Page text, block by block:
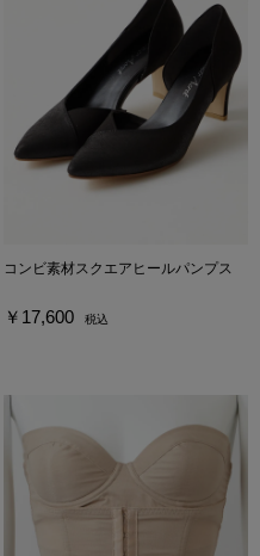
コンビ素材スクエアヒールパンプス
￥17,600 税込